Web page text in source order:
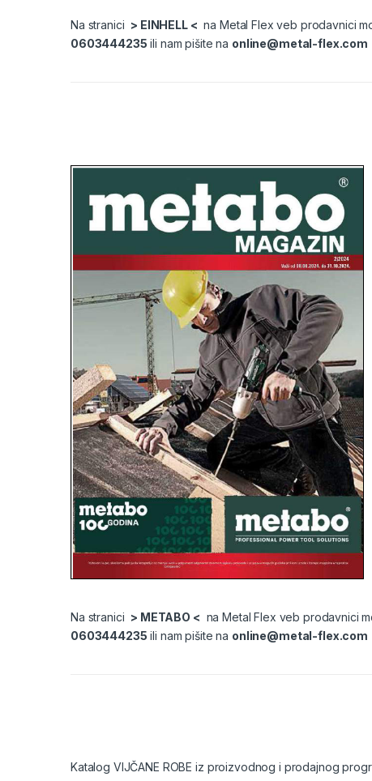
Na stranici > EINHELL < na Metal Flex veb prodavnici
0603444235 ili nam pišite na online@metal-flex.com
Na stranici > METABO < na Metal Flex veb prodavnici
0603444235 ili nam pišite na online@metal-flex.com
Katalog VIJČANE ROBE iz proizvodnog i prodajnog